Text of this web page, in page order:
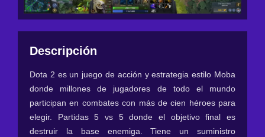
Descripción
Dota 2 es un juego de acción y estrategia estilo Moba
donde millones de jugadores de todo el mundo
participan en combates con más de cien héroes para
elegir. Partidas 5 vs 5 donde el objetivo final es
destruir la base enemiga. Tiene un suministro